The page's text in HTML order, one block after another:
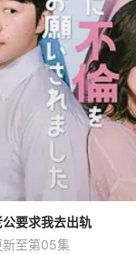
公要求我去出轨
新至第05集